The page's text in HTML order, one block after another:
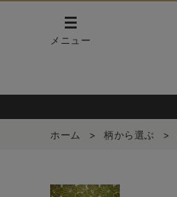
メニュー
ホーム > 柄から選ぶ >